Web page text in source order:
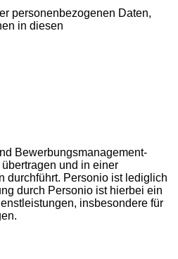
personenbezogenen Daten,
in diesen
Bewerbungsmanagement-
und in einer
durchführt. Personio ist lediglich
durch Personio ist hierbei ein
insbesondere für